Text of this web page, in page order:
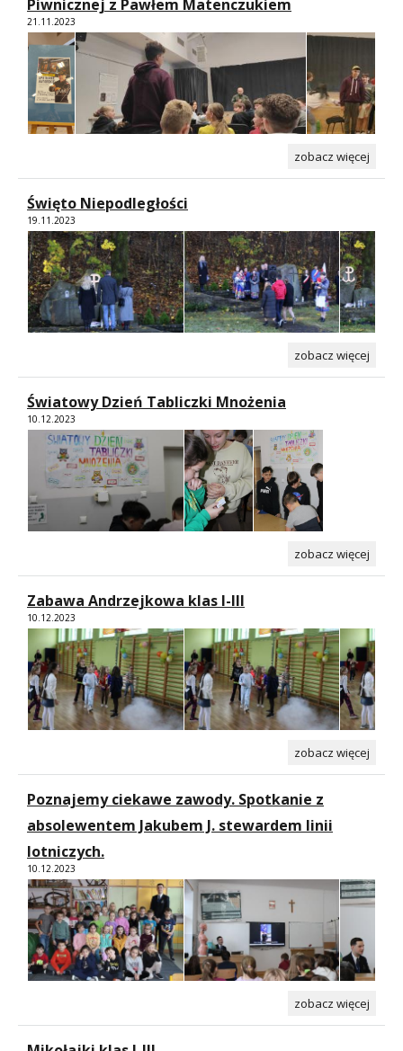
Piwnicznej z Pawłem Matenczukiem
21.11.2023
zobacz więcej
Święto Niepodległości
19.11.2023
zobacz więcej
Światowy Dzień Tabliczki Mnożenia
10.12.2023
zobacz więcej
Zabawa Andrzejkowa klas I-III
10.12.2023
zobacz więcej
Poznajemy ciekawe zawody. Spotkanie z
absolewentem Jakubem J. stewardem linii
lotniczych.
10.12.2023
zobacz więcej